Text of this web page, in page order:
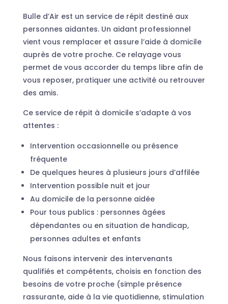
Bulle d’Air est un service de répit destiné aux
personnes aidantes. Un aidant professionnel
vient vous remplacer et assure l’aide à domicile
auprès de votre proche. Ce relayage vous
permet de vous accorder du temps libre afin de
vous reposer, pratiquer une activité ou retrouver
des amis.
Ce service de répit à domicile s’adapte à vos
attentes :
Intervention occasionnelle ou présence
fréquente
De quelques heures à plusieurs jours d’affilée
Intervention possible nuit et jour
Au domicile de la personne aidée
Pour tous publics : personnes âgées
dépendantes ou en situation de handicap,
personnes adultes et enfants
Nous faisons intervenir des intervenants
qualifiés et compétents, choisis en fonction des
besoins de votre proche (simple présence
rassurante, aide à la vie quotidienne, stimulation